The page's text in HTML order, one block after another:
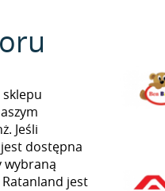
Jeśli
dostępna
wybraną
jest